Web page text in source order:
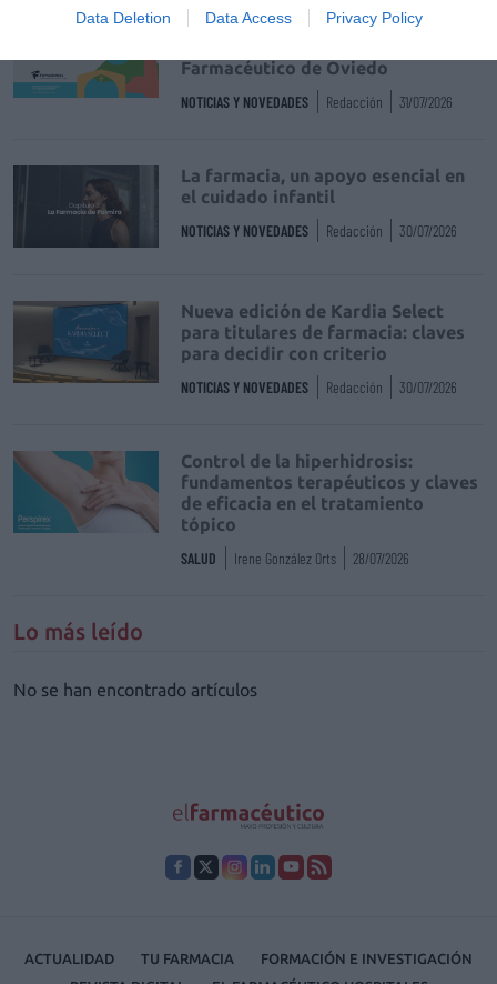
Data Deletion Data Access Privacy Policy
Récord de comunicaciones para el
Farmacéutico de Oviedo
NOTICIAS Y NOVEDADES Redacción 31/07/2026
La farmacia, un apoyo esencial en
el cuidado infantil
NOTICIAS Y NOVEDADES Redacción 30/07/2026
Nueva edición de Kardia Select
para titulares de farmacia: claves
para decidir con criterio
NOTICIAS Y NOVEDADES Redacción 30/07/2026
Control de la hiperhidrosis:
fundamentos terapéuticos y claves
de eficacia en el tratamiento
tópico
SALUD Irene González Orts 28/07/2026
Lo más leído
No se han encontrado artículos
ACTUALIDAD TU FARMACIA
FORMACIÓN E INVESTIGACIÓN